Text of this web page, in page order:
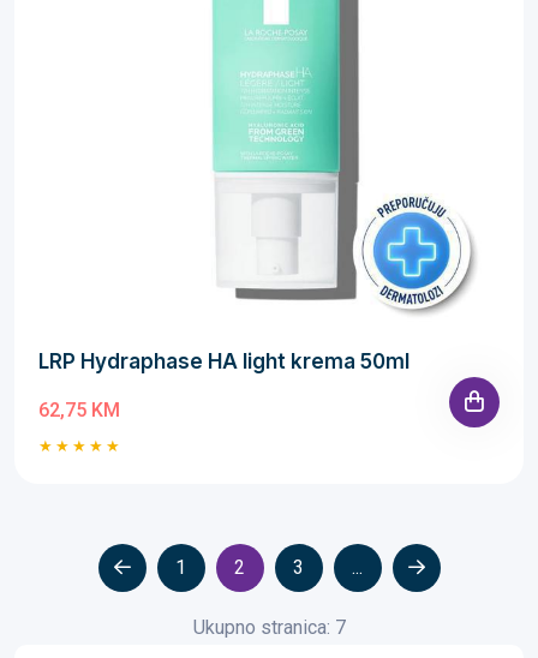
LRP Hydraphase HA light krema 50ml
62,75 KM
1 2 3 ...
Ukupno stranica: 7